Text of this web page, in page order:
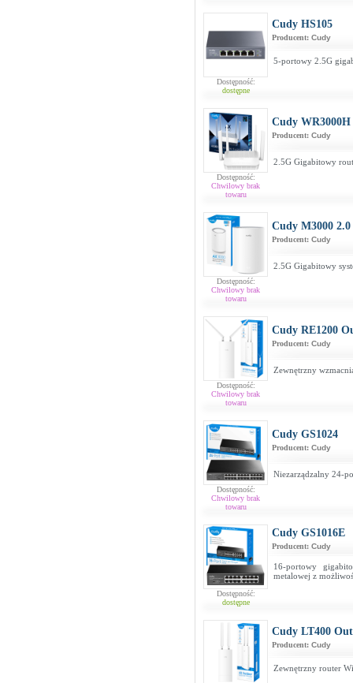
Dostępność:
dostępne
Cudy HS105
Producent: Cudy
5-portowy 2.5G
Dostępność:
Chwilowy brak
towaru
Cudy WR3000H
Producent: Cudy
2.5G Gigabitowy
Dostępność:
Chwilowy brak
towaru
Cudy M3000 2.0
Producent: Cudy
2.5G Gigabitowy
Dostępność:
Chwilowy brak
towaru
Cudy RE1200
Producent: Cudy
Zewnętrzny
Dostępność:
Chwilowy brak
towaru
Cudy GS1024
Producent: Cudy
Niezarządzalny 24-
Dostępność:
dostępne
Cudy GS1016E
Producent: Cudy
16-portowy
metalowej z
Cudy LT400
Producent: Cudy
Zewnętrzny router